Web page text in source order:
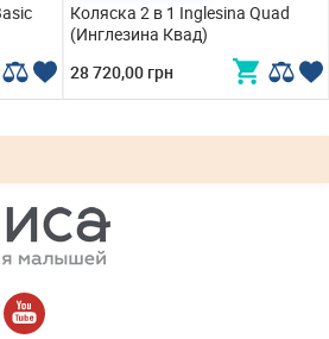
Коляска 2 в 1 Inglesina Quad
(Инглезина Квад)
28 720,00 грн